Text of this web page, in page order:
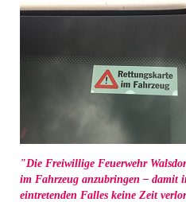
"Die Freiwillige Feuerwehr
im Fahrzeug anzubringen – damit
eintretenden Falles keine Zeit